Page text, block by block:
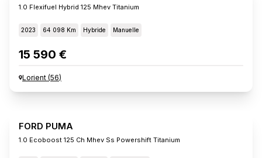
1.0 Flexifuel Hybrid 125 Mhev Titanium
2023 64 098 Km Hybride Manuelle
15 590 €
Lorient (56)
FORD PUMA
1.0 Ecoboost 125 Ch Mhev Ss Powershift Titanium